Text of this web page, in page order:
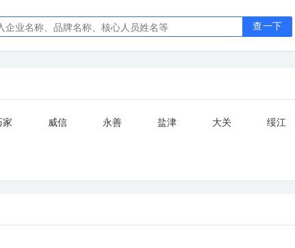
查一下
家 威信 永善 盐津 大关 绥江